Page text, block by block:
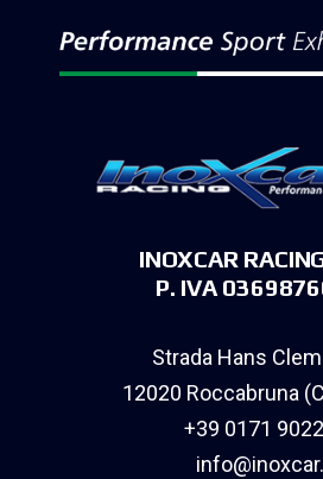
INOXCAR
P. IVA
Strada Hans
12020 Roccabruna
+39 0171